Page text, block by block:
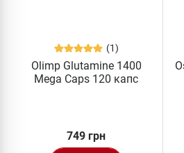
(1)
Olimp Glutamine 1400
Mega Caps 120 капс
749 грн